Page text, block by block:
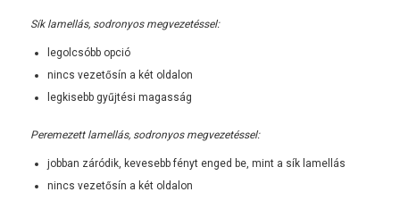
Sík lamellás, sodronyos megvezetéssel:
legolcsóbb opció
nincs vezetősín a két oldalon
legkisebb gyűjtési magasság
Peremezett lamellás, sodronyos megvezetéssel:
jobban záródik, kevesebb fényt enged be, mint a sík lamellás
nincs vezetősín a két oldalon